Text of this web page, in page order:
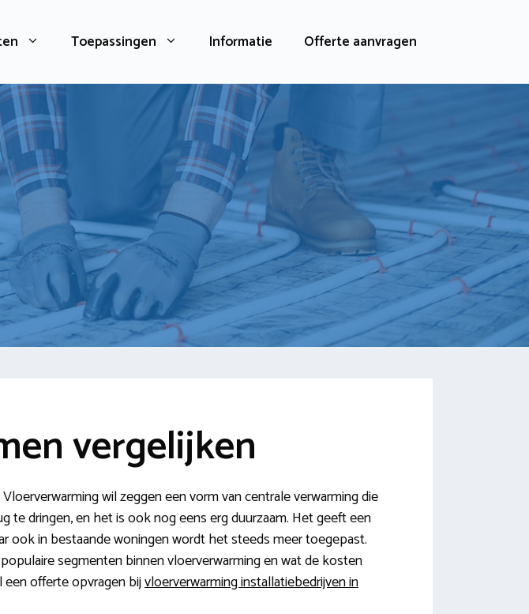
Toepassingen Informatie Offerte aanvragen
vergelijken
wil zeggen een vorm van centrale verwarming die
dringen, en het is ook nog eens erg duurzaam. Het geeft een
ook in bestaande woningen wordt het steeds meer toegepast.
segmenten binnen vloerverwarming en wat de kosten
een offerte opvragen bijvloerverwarming installatiebedrijven in